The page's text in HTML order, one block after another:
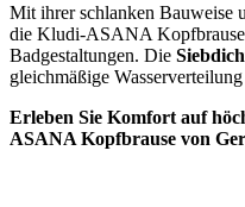
Mit ihrer schlanken Bauweise
die Kludi-ASANA Kopfbrause
Badgestaltungen. Die
gleichmäßige
Erleben Sie Komfort auf
ASANA Kopfbrause von